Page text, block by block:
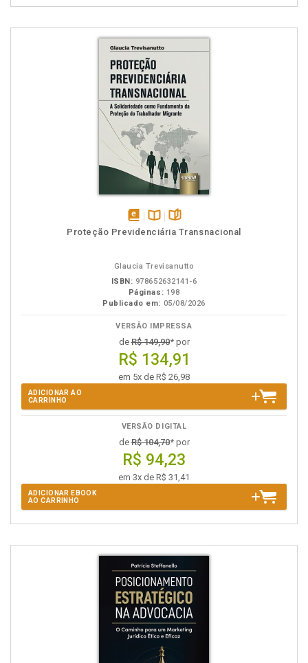
disponívelDisponível
páginas
Proteção Previdenciária Transnacional
Glaucia Trevisanutto
ISBN: 978652632141-6
Páginas: 198
Publicado em: 05/08/2026
VERSÃO IMPRESSA
deR$ 149,90* por
R$ 134,91
em 5x de R$ 26,98
ADICIONAR AO
CARRINHO
VERSÃO DIGITAL
deR$ 104,70* por
R$ 94,23
em 3x de R$ 31,41
ADICIONAR EBOOK
AO CARRINHO